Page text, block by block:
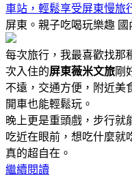
車站，輕鬆享受屏東慢旅
屏東。親子吃喝玩樂趣
每次旅行，我最喜歡找那
次入住的屏東薇米文旅剛
不遠，交通方便，附近美
開車也能輕鬆玩。
晚上更是重頭戲，步行就
吃近在眼前，想吃什麼就
真的超自在。
繼續閱讀